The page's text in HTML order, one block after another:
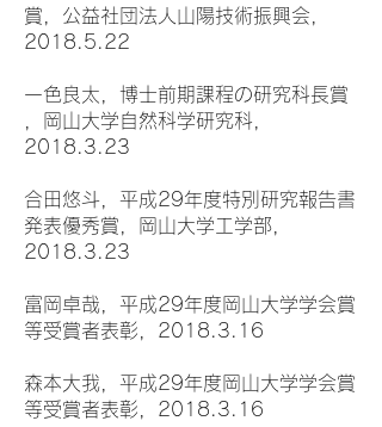
賞，公益社団法人山陽技術振興会，
2018.5.22
一色良太，博士前期課程の研究科長賞
，岡山大学自然科学研究科，
2018.3.23
合田悠斗，平成29年度特別研究報告書
発表優秀賞，岡山大学工学部，
2018.3.23
富岡卓哉，平成29年度岡山大学学会賞
等受賞者表彰，2018.3.16
森本大我，平成29年度岡山大学学会賞
等受賞者表彰，2018.3.16